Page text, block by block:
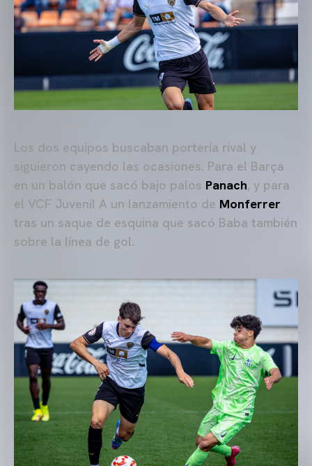
Los dos equipos buscaban portería rival y
siguieron cayendo las ocasiones. Para el Barça
en un balón que sacó bajo palos Panach, y para
el VCF Juvenil A un lanzamiento de Monferrer
tras un saque de esquina que sacó Baba también
sobre la línea de gol.